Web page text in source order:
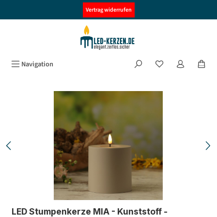
Vertrag widerrufen
Navigation
Bildergalerie überspringen
LED Stumpenkerze MIA - Kunststoff -